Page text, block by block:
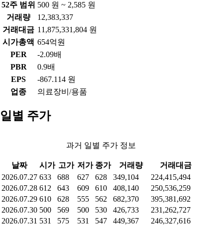
52주 범위 500 원 ~ 2,585 원
거래량
12,383,337
거래대금 11,875,331,804 원
시가총액 654억원
PER
-2.09배
PBR
0.9배
EPS
-867.114 원
업종
의료장비/용품
일별 주가
과거 일별 주가 정보
날짜 시가 고가 저가 종가 거래량
거래대금
2026.07.27 633 688 627 628 349,104
224,415,494
2026.07.28 612 643 609 610 408,140
250,536,259
2026.07.29 610 628 555 562 682,370
395,381,692
2026.07.30 500 569 500 530 426,733
231,262,727
2026.07.31 531 575 531 547 449,367
246,327,616